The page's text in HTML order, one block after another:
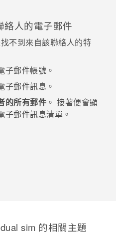
絡人的電子郵件
不到來自該聯絡人的特
子郵件帳號。
子郵件訊息。
的所有郵件 。 接著便會顯
子郵件訊息清單。
sim 的相關主題